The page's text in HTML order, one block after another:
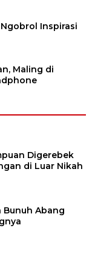
Inspirasi
Maling di
Digerebek
di Luar Nikah
Bunuh Abang